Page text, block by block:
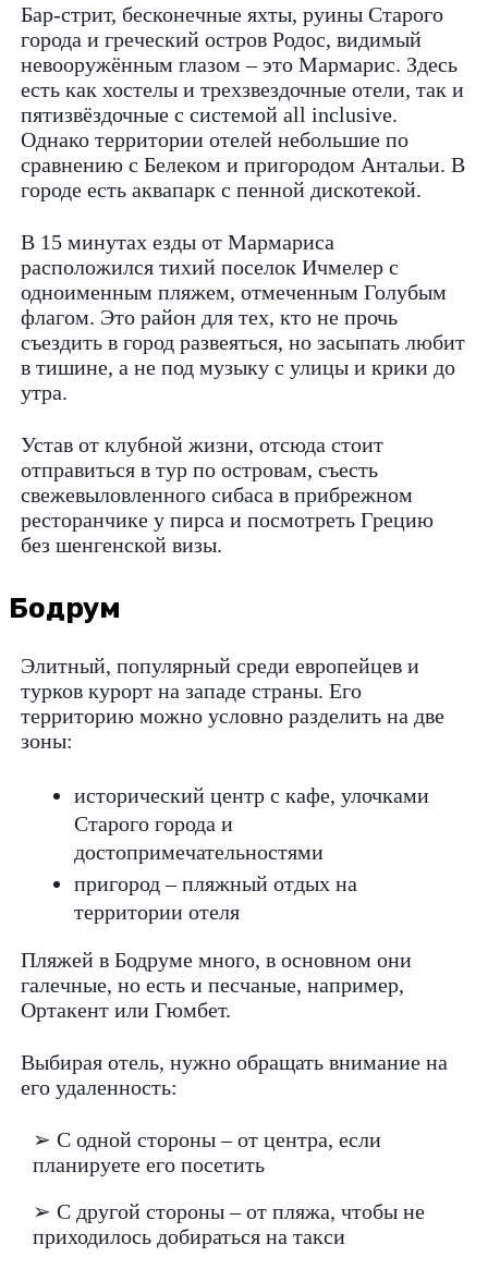
Бар-стрит, бесконечные яхты, руины Старого
города и греческий остров Родос, видимый
невооружённым глазом – это Мармарис. Здесь
есть как хостелы и трехзвездочные отели, так и
пятизвёздочные с системой all inclusive.
Однако территории отелей небольшие по
сравнению с Белеком и пригородом Антальи. В
городе есть аквапарк с пенной дискотекой.
В 15 минутах езды от Мармариса
расположился тихий поселок Ичмелер с
одноименным пляжем, отмеченным Голубым
флагом. Это район для тех, кто не прочь
съездить в город развеяться, но засыпать любит
в тишине, а не под музыку с улицы и крики до
утра.
Устав от клубной жизни, отсюда стоит
отправиться в тур по островам, съесть
свежевыловленного сибаса в прибрежном
ресторанчике у пирса и посмотреть Грецию
без шенгенской визы.
Бодрум
Элитный, популярный среди европейцев и
турков курорт на западе страны. Его
территорию можно условно разделить на две
зоны:
исторический центр с кафе, улочками
Старого города и
достопримечательностями
пригород – пляжный отдых на
территории отеля
Пляжей в Бодруме много, в основном они
галечные, но есть и песчаные, например,
Ортакент или Гюмбет.
Выбирая отель, нужно обращать внимание на
его удаленность:
➢ С одной стороны – от центра, если
планируете его посетить
➢ С другой стороны – от пляжа, чтобы не
приходилось добираться на такси